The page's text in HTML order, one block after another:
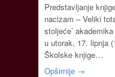
Predstavljanje
nacizam – Veliki
stoljeće’
u utorak, 17. lipnja
Školske knjige…
Opširnije →